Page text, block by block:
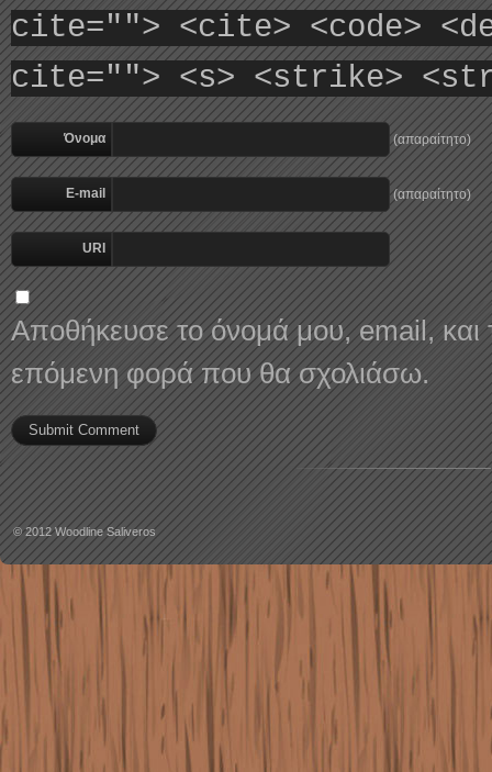
cite=""> <cite> <code>
cite=""> <s> <strike>
Όνομα (απαραίτητο)
E-mail (απαραίτητο)
URI
Αποθήκευσε το όνομά μου, email, και
επόμενη φορά που θα σχολιάσω.
© 2012Woodline Saliveros